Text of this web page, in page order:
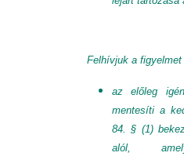
Felhívjuk a figyelmet
az előleg
mentesíti a
84. § (1)
alól,